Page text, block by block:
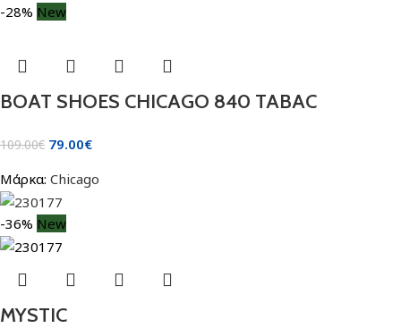
-28% New
BOAT SHOES CHICAGO 840 TABAC
109.00€ 79.00€
Μάρκα: Chicago
-36% New
MYSTIC